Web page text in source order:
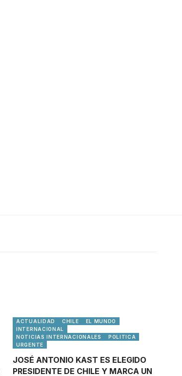
ACTUALIDAD CHILE
EL MUNDO
INTERNACIONAL
NOTICIAS INTERNACIONALES
POLITICA
URGENTE
JOSÉ ANTONIO KAST ES ELEGIDO
PRESIDENTE DE CHILE Y MARCA UN